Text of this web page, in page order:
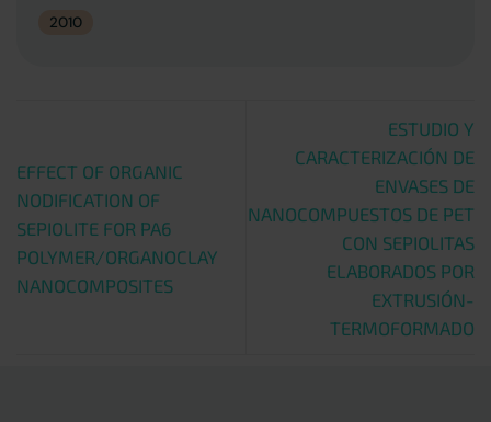
2010
EFFECT OF ORGANIC
NODIFICATION OF
SEPIOLITE FOR PA6
POLYMER/ORGANOCLAY
NANOCOMPOSITES
ESTUDIO Y
CARACTERIZACIÓN DE
ENVASES DE
NANOCOMPUESTOS DE PET
CON SEPIOLITAS
ELABORADOS POR
EXTRUSIÓN-
TERMOFORMADO